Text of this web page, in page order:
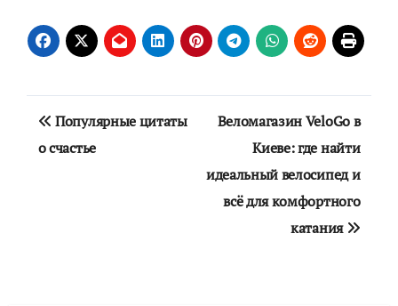
Навигация
по
Популярные цитаты
о счастье
Веломагазин VeloGo в
Киеве: где найти
идеальный велосипед и
всё для комфортного
катания